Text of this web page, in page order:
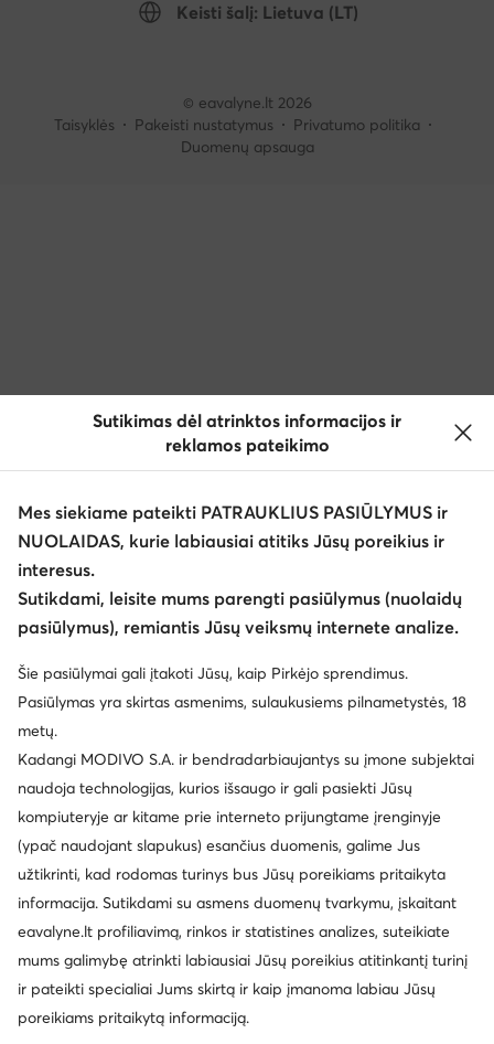
Keisti šalį: Lietuva (LT)
© eavalyne.lt 2026
Taisyklės
Pakeisti nustatymus
Privatumo politika
Duomenų apsauga
Sutikimas dėl atrinktos informacijos ir
reklamos pateikimo
Mes siekiame pateikti PATRAUKLIUS PASIŪLYMUS ir
NUOLAIDAS, kurie labiausiai atitiks Jūsų poreikius ir
interesus.
Sutikdami, leisite mums parengti pasiūlymus (nuolaidų
pasiūlymus), remiantis Jūsų veiksmų internete analize.
Šie pasiūlymai gali įtakoti Jūsų, kaip Pirkėjo sprendimus.
Pasiūlymas yra skirtas asmenims, sulaukusiems pilnametystės, 18
metų.
Kadangi MODIVO S.A. ir bendradarbiaujantys su įmone subjektai
naudoja technologijas, kurios išsaugo ir gali pasiekti Jūsų
kompiuteryje ar kitame prie interneto prijungtame įrenginyje
(ypač naudojant slapukus) esančius duomenis, galime Jus
užtikrinti, kad rodomas turinys bus Jūsų poreikiams pritaikyta
informacija. Sutikdami su asmens duomenų tvarkymu, įskaitant
eavalyne.lt profiliavimą, rinkos ir statistines analizes, suteikiate
mums galimybę atrinkti labiausiai Jūsų poreikius atitinkantį turinį
ir pateikti specialiai Jums skirtą ir kaip įmanoma labiau Jūsų
poreikiams pritaikytą informaciją.